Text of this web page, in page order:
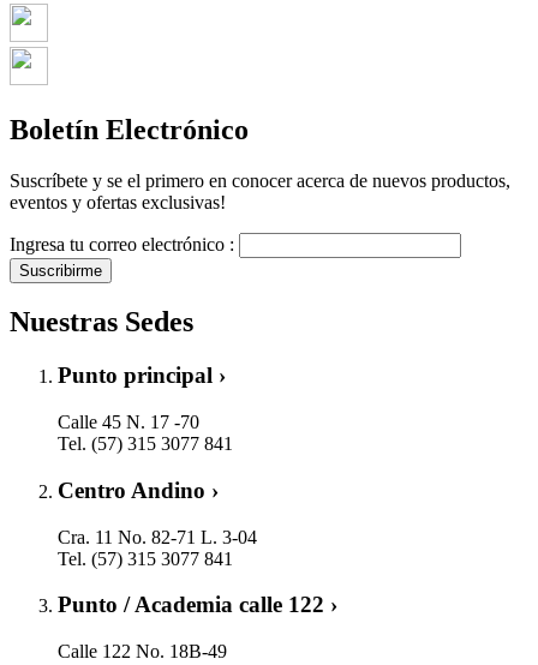
Boletín Electrónico
Suscríbete y se el primero en conocer acerca de nuevos productos,
eventos y ofertas exclusivas!
Ingresa tu correo electrónico :
Suscribirme
Nuestras Sedes
Punto principal ›
Calle 45 N. 17 -70
Tel. (57) 315 3077 841
Centro Andino ›
Cra. 11 No. 82-71 L. 3-04
Tel. (57) 315 3077 841
Punto / Academia calle 122 ›
Calle 122 No. 18B-49